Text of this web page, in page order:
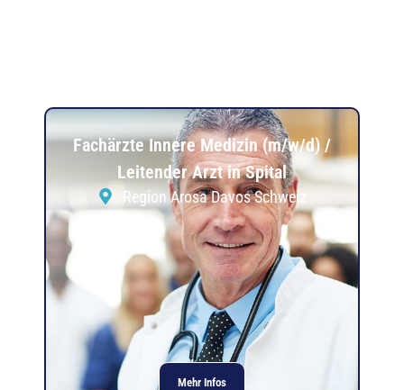
Fachärzte Innere Medizin (m/w/d) /
Leitender Arzt in Spital
Region Arosa Davos Schweiz
Mehr Infos